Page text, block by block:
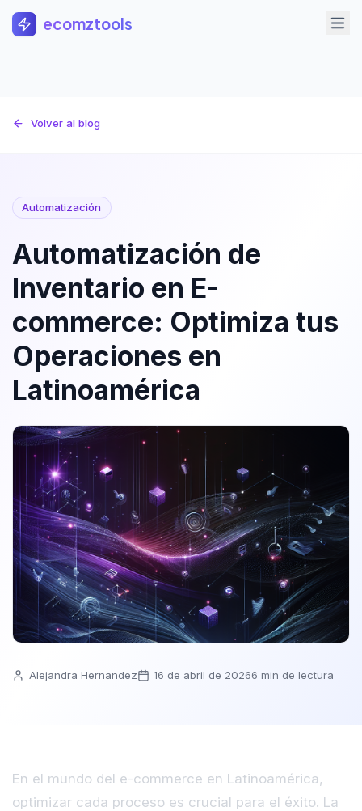
Saltar al contenido principal
ecomztools
Volver al blog
Automatización
Automatización de
Inventario en E-
commerce: Optimiza tus
Operaciones en
Latinoamérica
Alejandra Hernandez 16 de abril de 20266 min de lectura
En el mundo del e-commerce en Latinoamérica,
optimizar cada proceso es crucial para el éxito. La